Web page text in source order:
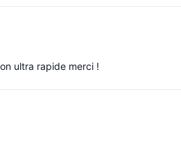
ultra rapide merci !